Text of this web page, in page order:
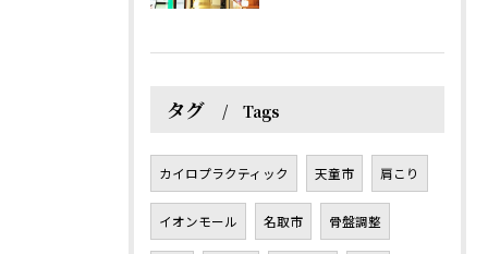
タグ Tags
カイロプラクティック 天童市 肩こり
イオンモール 名取市 骨盤調整